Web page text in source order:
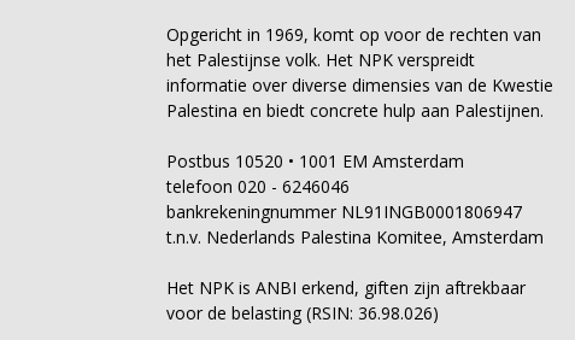
Opgericht in 1969, komt op voor de rechten van
het Palestijnse volk. Het NPK verspreidt
informatie over diverse dimensies van de Kwestie
Palestina en biedt concrete hulp aan Palestijnen.
Postbus 10520 • 1001 EM Amsterdam
telefoon 020 - 6246046
bankrekeningnummer NL91INGB0001806947
t.n.v. Nederlands Palestina Komitee, Amsterdam
Het NPK is ANBI erkend, giften zijn aftrekbaar
voor de belasting (RSIN: 36.98.026)